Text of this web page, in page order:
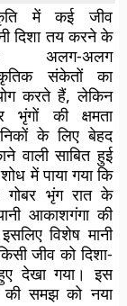
में कई जीव
दिशा तय करने के
अलग-अलग
संकेतों का
करते हैं, लेकिन
भृंगों की क्षमता
के लिए बेहद
वाली साबित हुई
में पाया गया कि
भृंग रात के
आकाशगंगा की
विशेष मानी
जीव को दिशा-
देखा गया। इस
समझ को नया